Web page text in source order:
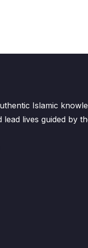
Islamic
lives guided by